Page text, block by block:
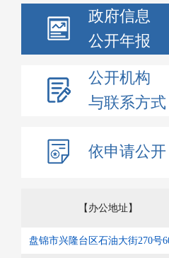
政府信息
公开年报
公开机构
与联系方式
依申请公开
【办公地址】
盘锦市兴隆台区石油大街270号